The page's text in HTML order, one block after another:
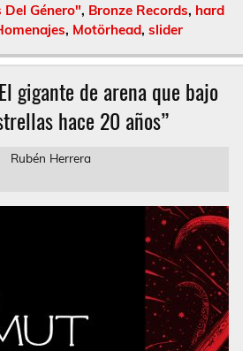
Del Género", Bronze Records, hard
, Motörhead, slider
gigante de arena que bajo
hace 20 años”
Rubén Herrera